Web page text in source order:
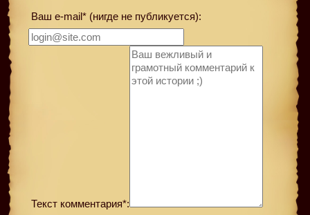
Ваш e-mail* (нигде не публикуется):
Текст комментария*: